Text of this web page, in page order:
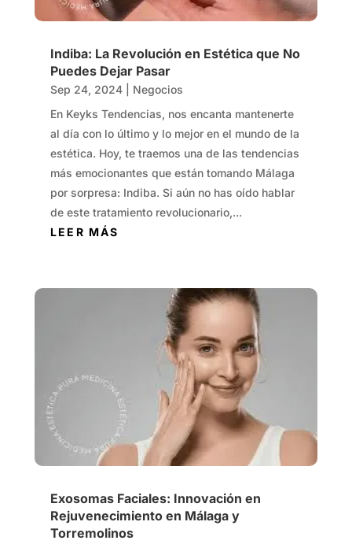
Indiba: La Revolución en Estética que No
Puedes Dejar Pasar
Sep 24, 2024| Negocios
En Keyks Tendencias, nos encanta mantenerte
al día con lo último y lo mejor en el mundo de la
estética. Hoy, te traemos una de las tendencias
más emocionantes que están tomando Málaga
por sorpresa: Indiba. Si aún no has oído hablar
de este tratamiento revolucionario,...
LEER MÁS
Exosomas Faciales: Innovación en
Rejuvenecimiento en Málaga y
Torremolinos